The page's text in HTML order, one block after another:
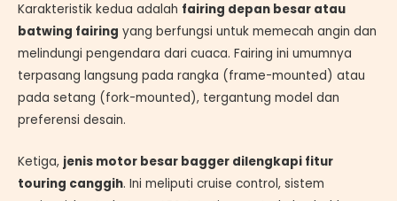
Karakteristik kedua adalah fairing depan besar atau
batwing fairing yang berfungsi untuk memecah angin dan
melindungi pengendara dari cuaca. Fairing ini umumnya
terpasang langsung pada rangka (frame-mounted) atau
pada setang (fork-mounted), tergantung model dan
preferensi desain.
Ketiga, jenis motor besar bagger dilengkapi fitur
touring canggih. Ini meliputi cruise control, sistem